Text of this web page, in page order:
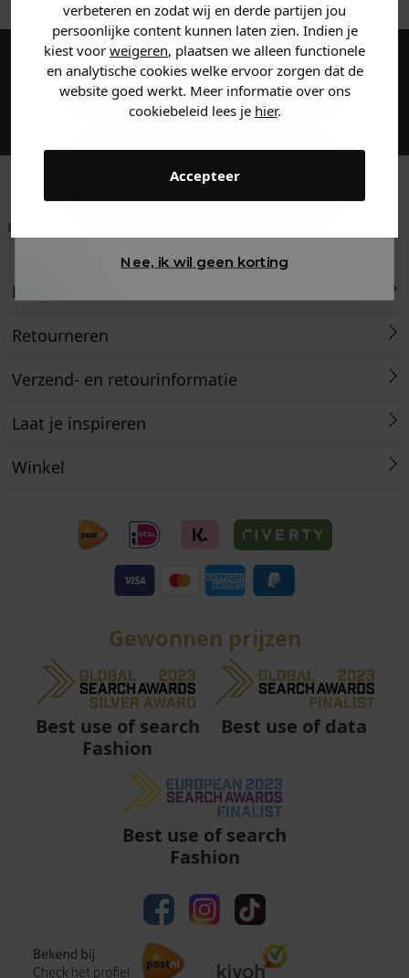
verbeteren en zodat wij en derde partijen jou
persoonlijke content kunnen laten zien. Indien je
kiest voor weigeren, plaatsen we alleen functionele
en analytische cookies welke ervoor zorgen dat de
website goed werkt. Meer informatie over ons
cookiebeleid lees je hier.
Accepteer
Maak een account aan en ontvang 5%
korting op je eerste bestelling!
Betaal achteraf met
Klantenservice
Retourneren
Verzend- en retourinformatie
Laat je inspireren
Winkel
Gewonnen prijzen
Best use of search
Fashion
Best use of data
Best use of search
Fashion
Heren kleding
Dames kleding
Kids kleding
Nee, ik wil geen korting